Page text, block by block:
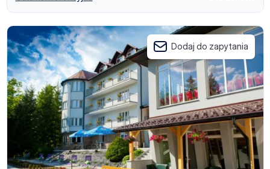
Dom Wczasowy Beskidy
Dodaj do zapytania